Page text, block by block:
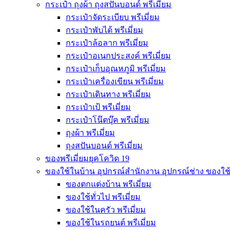
กระเป๋า ถุงผ้า ถุงสปันบอนด์ พรีเมี่ยม
กระเป๋าจัดระเบียบ พรีเมี่ยม
กระเป๋าพับได้ พรีเมี่ยม
กระเป๋าล้อลาก พรีเมี่ยม
กระเป๋าอเนกประสงค์ พรีเมี่ยม
กระเป๋าเก็บอุณหภูมิ พรีเมี่ยม
กระเป๋าเครื่องเขียน พรีเมี่ยม
กระเป๋าเดินทาง พรีเมี่ยม
กระเป๋าเป้ พรีเมี่ยม
กระเป๋าโน๊ตบุ๊ค พรีเมี่ยม
ถุงผ้า พรีเมี่ยม
ถุงสปันบอนด์ พรีเมี่ยม
ของพรีเมี่ยมยุคโควิด 19
ของใช้ในบ้าน อุปกรณ์สำนักงาน อุปกรณ์ช่าง ของใ
ของตกแต่งบ้าน พรีเมี่ยม
ของใช้ทั่วไป พรีเมี่ยม
ของใช้ในครัว พรีเมี่ยม
ของใช้ในรถยนต์ พรีเมี่ยม